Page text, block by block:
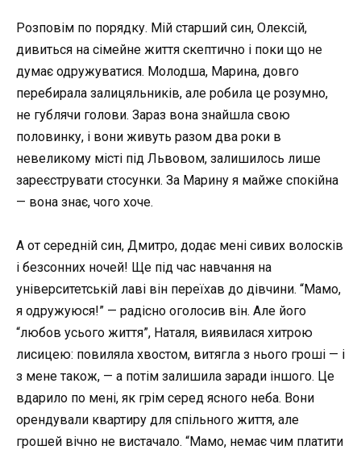
Розповім по порядку. Мій старший син, Олексій,
дивиться на сімейне життя скептично і поки що не
думає одружуватися. Молодша, Марина, довго
перебирала залицяльників, але робила це розумно,
не гублячи голови. Зараз вона знайшла свою
половинку, і вони живуть разом два роки в
невеликому місті під Львовом, залишилось лише
зареєструвати стосунки. За Марину я майже спокійна
— вона знає, чого хоче.
А от середній син, Дмитро, додає мені сивих волосків
і безсонних ночей! Ще під час навчання на
університетській лаві він переїхав до дівчини. “Мамо,
я одружуюся!” — радісно оголосив він. Але його
“любов усього життя”, Наталя, виявилася хитрою
лисицею: повиляла хвостом, витягла з нього гроші — і
з мене також, — а потім залишила заради іншого. Це
вдарило по мені, як грім серед ясного неба. Вони
орендували квартиру для спільного життя, але
грошей вічно не вистачало. “Мамо, немає чим платити